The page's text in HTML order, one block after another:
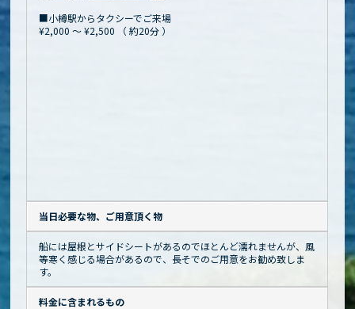
■小樽駅からタクシーでご来場
¥2,000 ～ ¥2,500 （約20分 ）
当日必要な物、ご用意頂く物
船には屋根とサイドシートがあるのでほとんど濡れませんが、風
等寒く感じる場合があるので、長そでのご用意をお勧め致しま
す。
料金に含まれるもの